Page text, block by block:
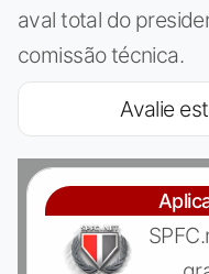
aval total do
comissão técnica.
Avalie